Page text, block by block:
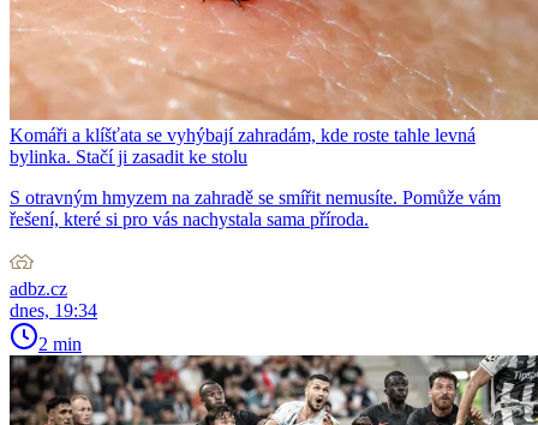
Komáři a klíšťata se vyhýbají zahradám, kde roste tahle levná
bylinka. Stačí ji zasadit ke stolu
S otravným hmyzem na zahradě se smířit nemusíte. Pomůže vám
řešení, které si pro vás nachystala sama příroda.
adbz.cz
dnes, 19:34
2 min